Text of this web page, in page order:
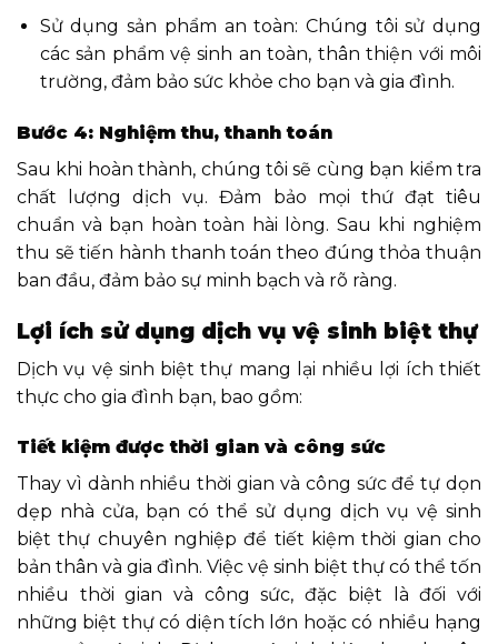
Sử dụng sản phẩm an toàn: Chúng tôi sử dụng
các sản phẩm vệ sinh an toàn, thân thiện với môi
trường, đảm bảo sức khỏe cho bạn và gia đình.
Bước 4: Nghiệm thu, thanh toán
Sau khi hoàn thành, chúng tôi sẽ cùng bạn kiểm tra
chất lượng dịch vụ. Đảm bảo mọi thứ đạt tiêu
chuẩn và bạn hoàn toàn hài lòng. Sau khi nghiệm
thu sẽ tiến hành thanh toán theo đúng thỏa thuận
ban đầu, đảm bảo sự minh bạch và rõ ràng.
Lợi ích sử dụng dịch vụ vệ sinh biệt thự
Dịch vụ vệ sinh biệt thự mang lại nhiều lợi ích thiết
thực cho gia đình bạn, bao gồm:
Tiết kiệm được thời gian và công sức
Thay vì dành nhiều thời gian và công sức để tự dọn
dẹp nhà cửa, bạn có thể sử dụng dịch vụ vệ sinh
biệt thự chuyên nghiệp để tiết kiệm thời gian cho
bản thân và gia đình. Việc vệ sinh biệt thự có thể tốn
nhiều thời gian và công sức, đặc biệt là đối với
những biệt thự có diện tích lớn hoặc có nhiều hạng